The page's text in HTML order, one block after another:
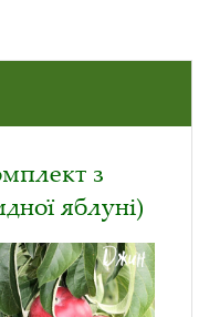
з
яблуні)